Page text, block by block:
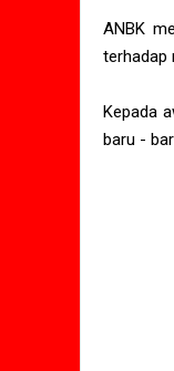
ANBK
terhadap
Kepada
baru -